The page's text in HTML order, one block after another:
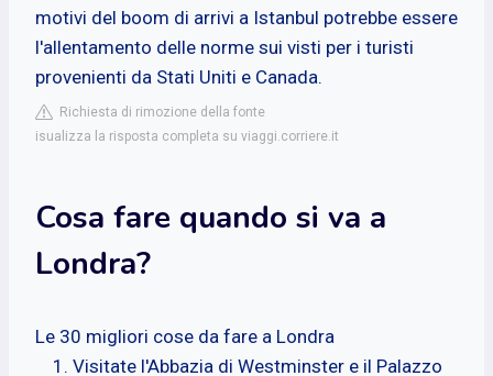
motivi del boom di arrivi a Istanbul potrebbe essere
l'allentamento delle norme sui visti per i turisti
provenienti da Stati Uniti e Canada.
Richiesta di rimozione della fonte
isualizza la risposta completa su viaggi.corriere.it
Cosa fare quando si va a
Londra?
Le 30 migliori cose da fare a Londra
Visitate l'Abbazia di Westminster e il Palazzo